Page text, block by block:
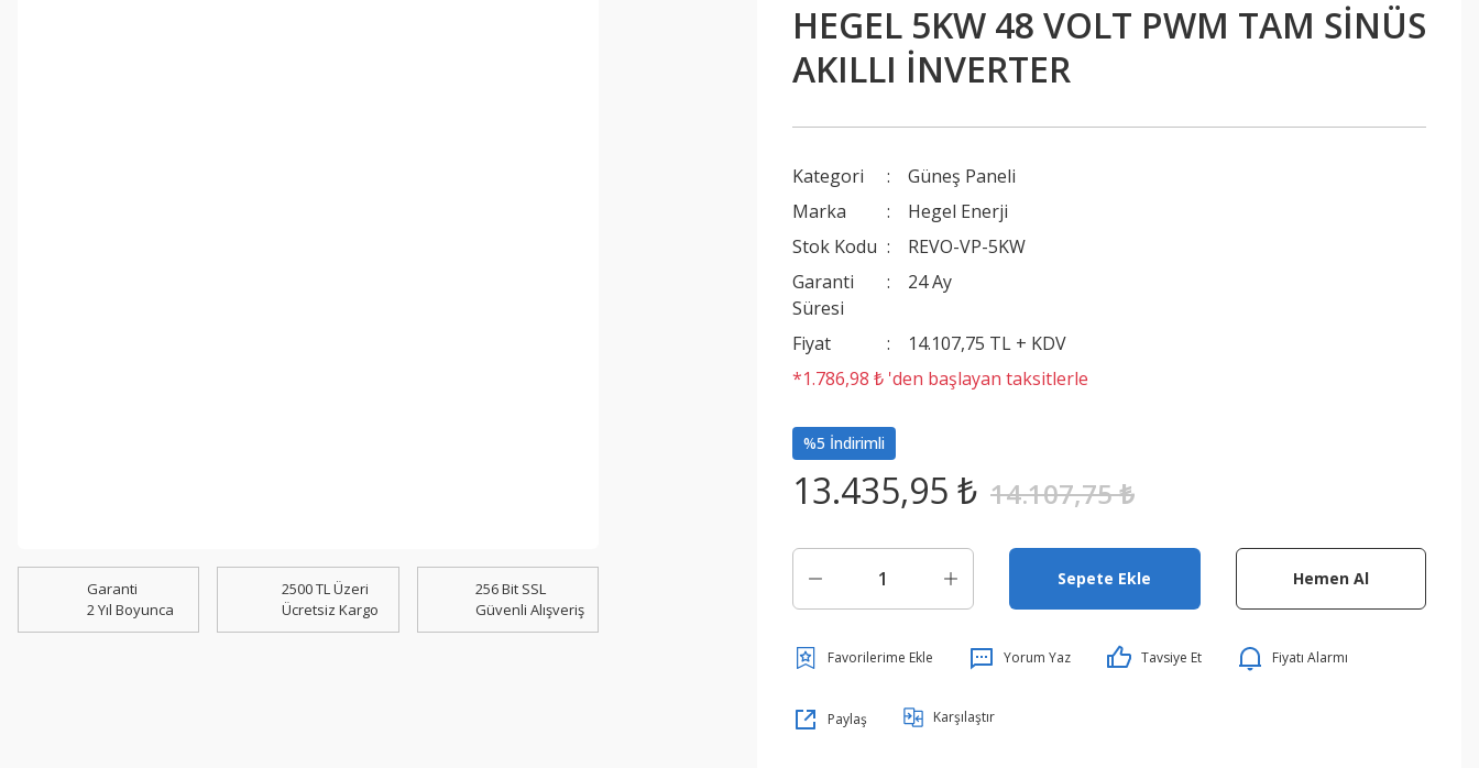
Garanti
2 Yıl Boyunca
2500 TL Üzeri
Ücretsiz Kargo
256 Bit SSL
Güvenli Alışveriş
HEGEL 5KW 48 VOLT PWM TAM SİNÜS
AKILLI İNVERTER
Kategori
Güneş Paneli
Marka
Hegel Enerji
Stok Kodu
REVO-VP-5KW
Garanti
Süresi
24 Ay
Fiyat
14.107,75 TL + KDV
*1.786,98 ₺ 'den başlayan taksitlerle
%5 İndirimli
13.435,95 ₺ 14.107,75 ₺
Sepete Ekle Hemen Al
Yorum Yaz Tavsiye Et Fiyatı Alarmı
Paylaş Karşılaştır